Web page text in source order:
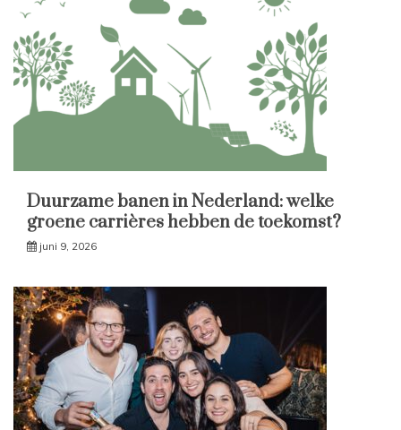
Duurzame banen in Nederland: welke
groene carrières hebben de toekomst?
juni 9, 2026